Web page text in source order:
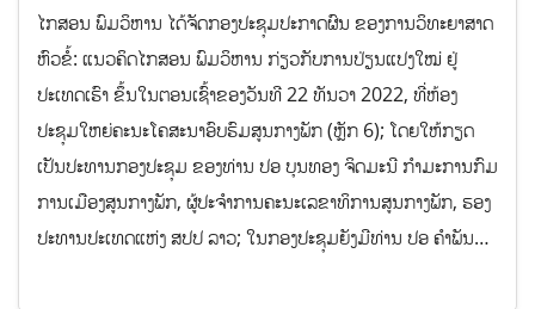
ໄກສອນ ພົມວິຫານ ໄດ້ຈັດກອງປະຊຸມປະກາດຜົນ ຂອງການວິທະຍາສາດ
ຫົວຂໍ້: ແນວຄິດໄກສອນ ພົມວິຫານ ກ່ຽວກັບການປ່ຽນແປງໃໝ່ ຢູ່
ປະເທດເຮົາ ຂຶ້ນໃນຕອນເຊົ້າຂອງວັນທີ 22 ທັນວາ 2022, ທີ່ຫ້ອງ
ປະຊຸມໃຫຍ່ຄະນະໂຄສະນາອົບຮົມສູນກາງພັກ (ຫຼັກ 6); ໂດຍໃຫ້ກຽດ
ເປັນປະທານກອງປະຊຸມ ຂອງທ່ານ ປອ ບຸນທອງ ຈິດມະນີ ກຳມະການກົມ
ການເມືອງສູນກາງພັກ, ຜູ້ປະຈຳການຄະນະເລຂາທິການສູນກາງພັກ, ຮອງ
ປະທານປະເທດແຫ່ງ ສປປ ລາວ; ໃນກອງປະຊຸມຍັງມີທ່ານ ປອ ຄຳພັນ…